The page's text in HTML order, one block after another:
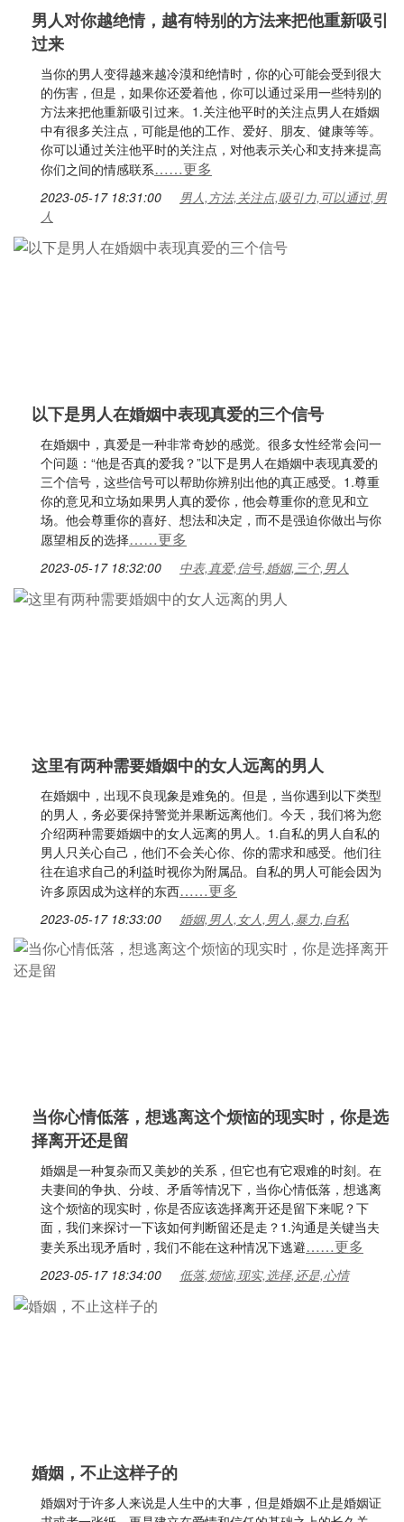
男人对你越绝情，越有特别的方法来把他重新吸引
过来
当你的男人变得越来越冷漠和绝情时，你的心可能会受到很大
的伤害，但是，如果你还爱着他，你可以通过采用一些特别的
方法来把他重新吸引过来。1.关注他平时的关注点男人在婚姻
中有很多关注点，可能是他的工作、爱好、朋友、健康等等。
你可以通过关注他平时的关注点，对他表示关心和支持来提高
你们之间的情感联系……更多
2023-05-17 18:31:00
男人,方法,关注点,吸引力,可以通过,男
人
以下是男人在婚姻中表现真爱的三个信号
在婚姻中，真爱是一种非常奇妙的感觉。很多女性经常会问一
个问题：“他是否真的爱我？”以下是男人在婚姻中表现真爱的
三个信号，这些信号可以帮助你辨别出他的真正感受。1.尊重
你的意见和立场如果男人真的爱你，他会尊重你的意见和立
场。他会尊重你的喜好、想法和决定，而不是强迫你做出与你
愿望相反的选择……更多
2023-05-17 18:32:00 中表,真爱,信号,婚姻,三个,男人
这里有两种需要婚姻中的女人远离的男人
在婚姻中，出现不良现象是难免的。但是，当你遇到以下类型
的男人，务必要保持警觉并果断远离他们。今天，我们将为您
介绍两种需要婚姻中的女人远离的男人。1.自私的男人自私的
男人只关心自己，他们不会关心你、你的需求和感受。他们往
往在追求自己的利益时视你为附属品。自私的男人可能会因为
许多原因成为这样的东西……更多
2023-05-17 18:33:00 婚姻,男人,女人,男人,暴力,自私
当你心情低落，想逃离这个烦恼的现实时，你是选
择离开还是留
婚姻是一种复杂而又美妙的关系，但它也有它艰难的时刻。在
夫妻间的争执、分歧、矛盾等情况下，当你心情低落，想逃离
这个烦恼的现实时，你是否应该选择离开还是留下来呢？下
面，我们来探讨一下该如何判断留还是走？1.沟通是关键当夫
妻关系出现矛盾时，我们不能在这种情况下逃避……更多
2023-05-17 18:34:00 低落,烦恼,现实,选择,还是,心情
婚姻，不止这样子的
婚姻对于许多人来说是人生中的大事，但是婚姻不止是婚姻证